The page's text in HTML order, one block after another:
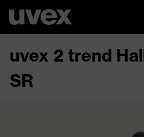
uvex 2 trend
SR